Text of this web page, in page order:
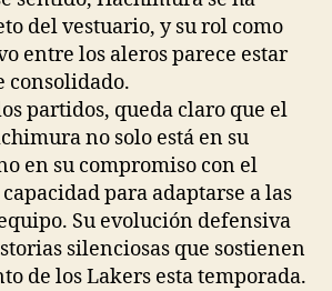
del vestuario, y su rol como
entre los aleros parece estar
consolidado.
partidos, queda claro que el
no solo está en su
en su compromiso con el
para adaptarse a las
Su evolución defensiva
silenciosas que sostienen
de los Lakers esta temporada.